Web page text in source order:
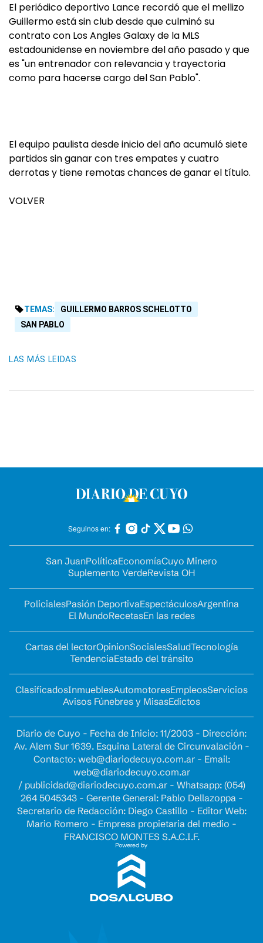
El periódico deportivo Lance recordó que el mellizo
Guillermo está sin club desde que culminó su
contrato con Los Angles Galaxy de la MLS
estadounidense en noviembre del año pasado y que
es "un entrenador con relevancia y trayectoria
como para hacerse cargo del San Pablo".
El equipo paulista desde inicio del año acumuló siete
partidos sin ganar con tres empates y cuatro
derrotas y tiene remotas chances de ganar el título.
VOLVER
TEMAS:
GUILLERMO BARROS SCHELOTTO
SAN PABLO
LAS MÁS LEIDAS
Seguinos en:
San JuanPolíticaEconomíaCuyo Minero
Suplemento VerdeRevista OH
PolicialesPasión DeportivaEspectáculosArgentina
El MundoRecetasEn las redes
Cartas del lectorOpinionSocialesSaludTecnología
TendenciaEstado del tránsito
ClasificadosInmueblesAutomotoresEmpleosServicios
Avisos Fúnebres y MisasEdictos
Diario de Cuyo - Fecha de Inicio: 11/2003 - Dirección:
Av. Alem Sur 1639. Esquina Lateral de Circunvalación -
Contacto: web@diariodecuyo.com.ar- Email:
web@diariodecuyo.com.ar
/ publicidad@diariodecuyo.com.ar- Whatsapp: (054)
264 5045343 - Gerente General: Pablo Dellazoppa -
Secretario de Redacción: Diego Castillo - Editor Web:
Mario Romero - Empresa propietaria del medio -
FRANCISCO MONTES S.A.C.I.F.